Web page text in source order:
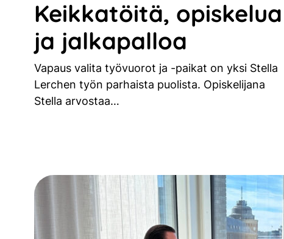
Keikkatöitä, opiskelua
ja jalkapalloa
Vapaus valita työvuorot ja -paikat on yksi Stella
Lerchen työn parhaista puolista. Opiskelijana
Stella arvostaa…